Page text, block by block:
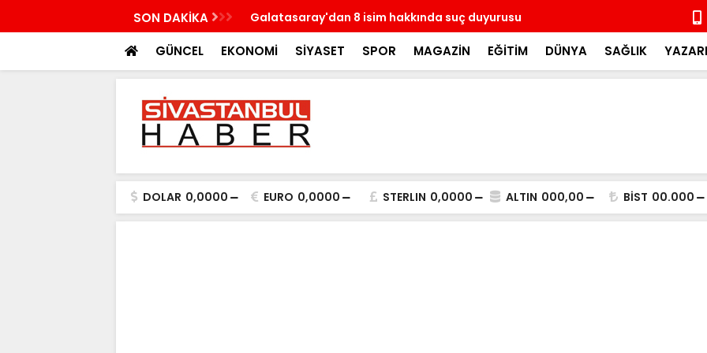
SON DAKİKA
çalışma ziyareti gerçekleştirecek Galatasaray'dan 8 isim hakkında suç duyurusu
14 ay
coşkulu
GÜNCEL EKONOMİ SİYASET SPOR MAGAZİN EĞİTİM DÜNYA SAĞLIK
DOLAR 0,0000 EURO 0,0000 STERLIN 0,0000 ALTIN 000,00 BİST 00.000